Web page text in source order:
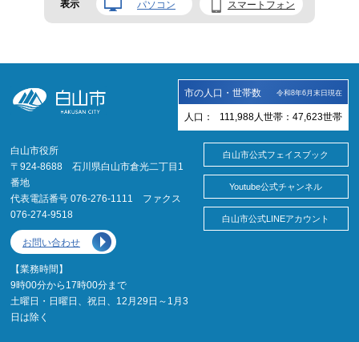
表示 パソコン スマートフォン
市の人口・世帯数 令和8年6月末日現在
人口： 111,988 人 世帯： 47,623世帯
白山市役所
〒924-8688 石川県白山市倉光二丁目1
番地
代表電話番号 076-276-1111 ファクス
076-274-9518
お問い合わせ
【業務時間】
9時00分から17時00分まで
土曜日・日曜日、祝日、12月29日～1月3
日は除く
白山市公式フェイスブック
Youtube公式チャンネル
白山市公式LINEアカウント